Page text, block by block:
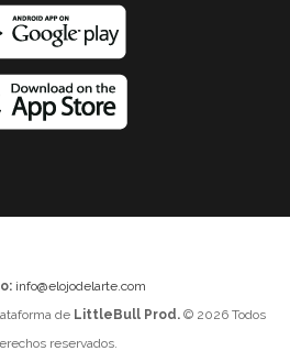
info@elojodelarte.com
de LittleBull Prod.© 2026 Todos
reservados.